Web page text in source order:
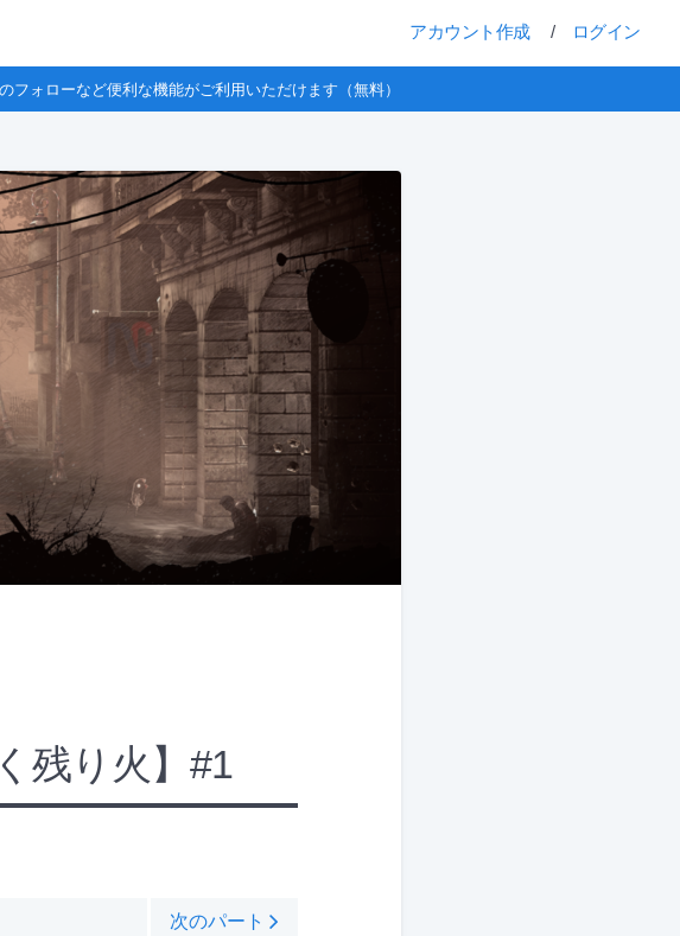
アカウント作成 / ログイン
ォローなど便利な機能がご利用いただけます（無料）
残り火】#1
次のパート